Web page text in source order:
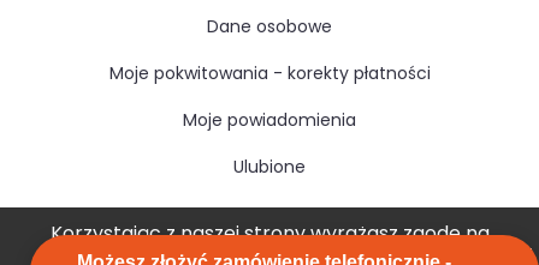
Korzystając z naszej strony wyrażasz zgodę na
dane osobowe
moje pokwitowania - korekty płatności
moje powiadomienia
ulubione